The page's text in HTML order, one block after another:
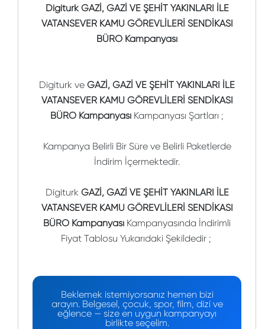
Digiturk GAZİ, GAZİ VE ŞEHİT YAKINLARI İLE
VATANSEVER KAMU GÖREVLİLERİ SENDİKASI
BÜRO Kampanyası
Digiturk ve GAZİ, GAZİ VE ŞEHİT YAKINLARI İLE
VATANSEVER KAMU GÖREVLİLERİ SENDİKASI
BÜRO Kampanyası Kampanyası Şartları ;
Kampanya Belirli Bir Süre ve Belirli Paketlerde
İndirim İçermektedir.
Digiturk GAZİ, GAZİ VE ŞEHİT YAKINLARI İLE
VATANSEVER KAMU GÖREVLİLERİ SENDİKASI
BÜRO Kampanyası Kampanyasında İndirimli
Fiyat Tablosu Yukarıdaki Şekildedir ;
Beklemek istemiyorsanız hemen bizi
arayın. Belgesel, çocuk, spor, film, dizi ve
eğlence — size en uygun kampanyayı
birlikte seçelim.